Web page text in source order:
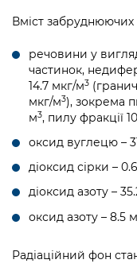
Вміст
речовини у
частинок,
14.7 мкг/м3
мкг/м3), зокрема
м3, пилу фракції
оксид вуглецю –
діоксид сірки –
діоксид азоту –
оксид азоту – 8.5
Радіаційний фон